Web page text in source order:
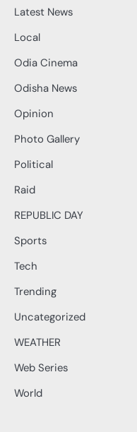
Latest News
Local
Odia Cinema
Odisha News
Opinion
Photo Gallery
Political
Raid
REPUBLIC DAY
Sports
Tech
Trending
Uncategorized
WEATHER
Web Series
World